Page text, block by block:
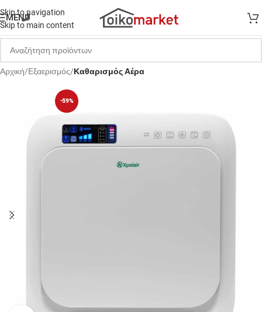
Skip to navigation
Skip to main content
MENU
Αρχική Εξαερισμός Καθαρισμός Αέρα
-59%